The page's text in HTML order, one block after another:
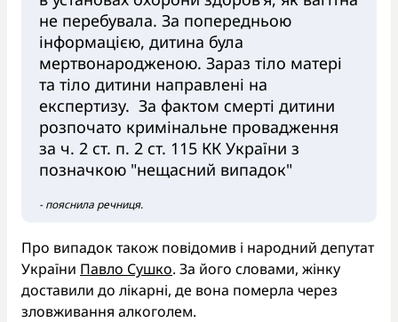
не перебувала. За попередньою
інформацією, дитина була
мертвонародженою. Зараз тіло матері
та тіло дитини направлені на
експертизу. За фактом смерті дитини
розпочато кримінальне провадження
за ч. 2 ст. п. 2 ст. 115 КК України з
позначкою "нещасний випадок"
- пояснила речниця.
Про випадок також повідомив і народний депутат
України Павло Сушко. За його словами, жінку
доставили до лікарні, де вона померла через
зловживання алкоголем.